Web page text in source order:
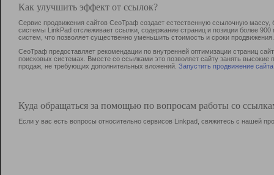
Как улучшить эффект от ссылок?
Сервис продвижения сайтов СеоТраф создает естественную ссылочную
системы LinkPad отслеживает ссылки, содержание страниц и позиции более
систем, что позволяет существенно уменьшить стоимость и сроки продвижения.
СеоТраф предоставляет рекомендации по внутренней оптимизации страниц
поисковых системах. Вместе со ссылками это позволяет сайту занять
продаж, не требующих дополнительных вложений. Запустить продвижение сайта
Куда обращаться за помощью по вопросам работы со
Если у вас есть вопросы относительно сервисов Linkpad, свяжитесь с нашей